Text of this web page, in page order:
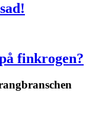
finkrogen?